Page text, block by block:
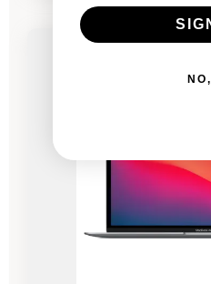
SALES -435,53 €